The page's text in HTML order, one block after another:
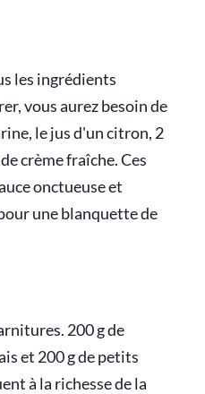
les ingrédients
vous aurez besoin de
le jus d'un citron, 2
crème fraîche. Ces
onctueuse et
une blanquette de
200 g de
et 200 g de petits
à la richesse de la